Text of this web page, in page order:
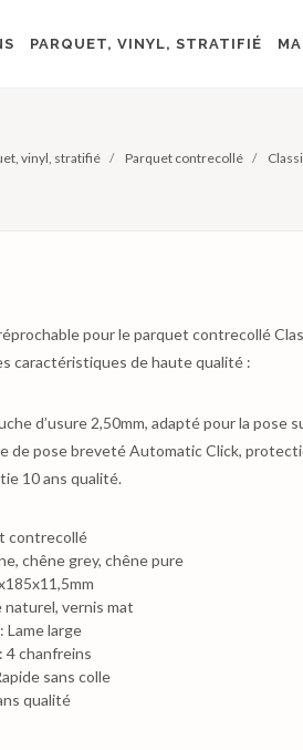
PARQUET, VINYL, STRATIFIÉ
vinyl, stratifié Parquet contrecollé
pour le parquet contrecollé
caractéristiques de haute qualité :
d’usure 2,50mm, adapté pour la pose
de pose breveté Automatic Click,
10 ans qualité.
contrecollé
chêne grey, chêne pure
naturel, vernis mat
Lame large
4 chanfreins
sans colle
qualité